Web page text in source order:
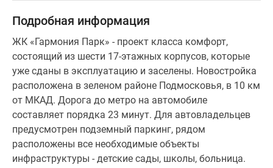
Подробная информация
ЖК «Гармония Парк» - проект класса комфорт,
состоящий из шести 17-этажных корпусов, которые
уже сданы в эксплуатацию и заселены. Новостройка
расположена в зеленом районе Подмосковья, в 10 км
от МКАД. Дорога до метро на автомобиле
составляет порядка 23 минут. Для автовладельцев
предусмотрен подземный паркинг, рядом
расположены все необходимые объекты
инфраструктуры - детские сады, школы, больница.